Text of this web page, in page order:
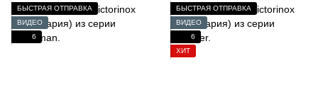
БЫСТРАЯ ОТПРАВКА
ВИДЕО
6
БЫСТРАЯ ОТПРАВКА
ВИДЕО
6
ХИТ